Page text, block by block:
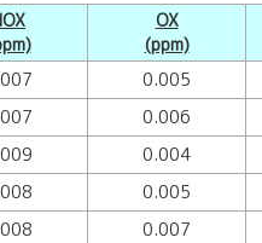
OX
(ppm)
0.005
0.006
0.004
0.005
0.007